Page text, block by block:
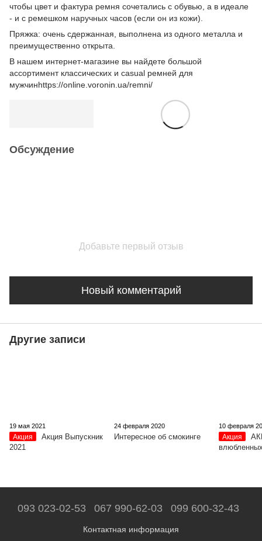
чтобы цвет и фактура ремня сочетались с обувью, а в идеале
- и с ремешком наручных часов (если он из кожи).
Пряжка: очень сдержанная, выполнена из одного металла и
преимущественно открыта.
В нашем интернет-магазине вы найдете большой
ассортимент классических и casual ремней для
мужчинhttps://online.voronin.ua/remni/
Обсуждение
Добавьте первый отзыв
Новый комментарий
Другие записи
19 мая 2021
Акция
Акция Выпускник
2021
24 февраля 2020
Интересное об смокинге
10 февраля
Акция
093 023-02-53 067 990-62-03 099 600-32-43
Контактная информация